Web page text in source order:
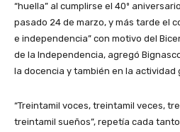
“huella” al cumplirse el 40º
pasado 24 de marzo, y más tarde el
e independencia” con motivo del
de la Independencia, agregó
la docencia y también en la actividad
“Treintamil voces, treintamil veces,
treintamil sueños”, repetía cada